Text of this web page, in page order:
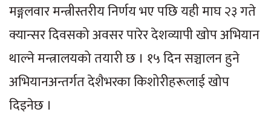
मङ्गलवार मन्त्रीस्तरीय निर्णय भए पछि यही माघ २३ गते
क्यान्सर दिवसको अवसर पारेर देशव्यापी खोप अभियान
थाल्ने मन्त्रालयको तयारी छ । १५ दिन सञ्चालन हुने
अभियानअन्तर्गत देशैभरका किशोरीहरूलाई खोप
दिइनेछ ।